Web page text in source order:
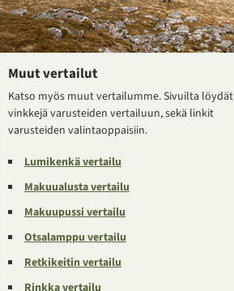
Muut vertailut
Katso myös muut vertailumme. Sivuilta löydät
vinkkejä varusteiden vertailuun, sekä linkit
varusteiden valintaoppaisiin.
Lumikenkä vertailu
Makuualusta vertailu
Makuupussi vertailu
Otsalamppu vertailu
Retkikeitin vertailu
Rinkka vertailu